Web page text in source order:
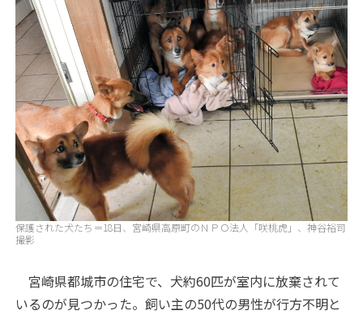
保護された犬たち＝18日、宮崎県高原町のＮＰＯ法人「咲桃虎」、神谷裕司
撮影
宮崎県都城市の住宅で、犬約60匹が室内に放棄されて
いるのが見つかった。飼い主の50代の男性が行方不明と